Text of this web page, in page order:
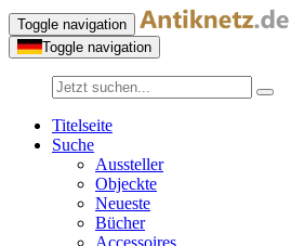
Toggle navigation
Toggle navigation
Titelseite
Suche
Aussteller
Objeckte
Neueste
Bücher